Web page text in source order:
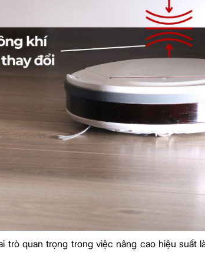
trò quan trọng trong việc nâng cao hiệu